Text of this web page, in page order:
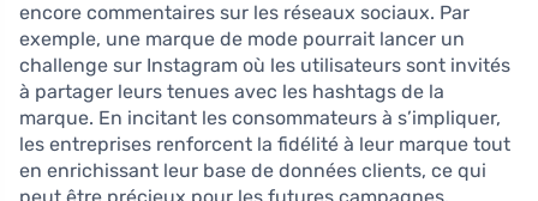
encore commentaires sur les réseaux sociaux. Par
exemple, une marque de mode pourrait lancer un
challenge sur Instagram où les utilisateurs sont invités
à partager leurs tenues avec les hashtags de la
marque. En incitant les consommateurs à s’impliquer,
les entreprises renforcent la fidélité à leur marque tout
en enrichissant leur base de données clients, ce qui